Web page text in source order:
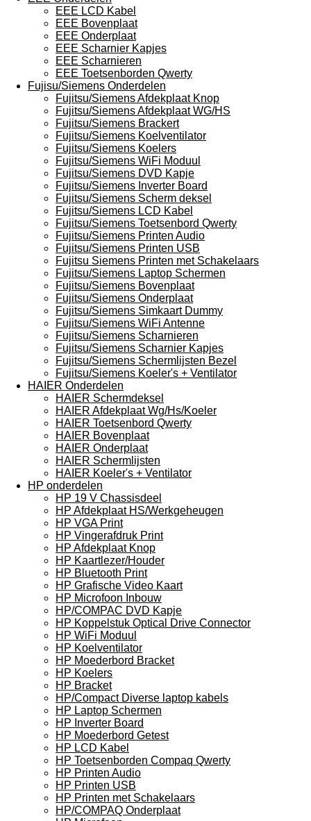
EEE LCD Kabel
EEE Bovenplaat
EEE Onderplaat
EEE Scharnier Kapjes
EEE Scharnieren
EEE Toetsenborden Qwerty
Fujisu/Siemens Onderdelen
Fujitsu/Siemens Afdekplaat Knop
Fujitsu/Siemens Afdekplaat WG/HS
Fujitsu/Siemens Brackert
Fujitsu/Siemens Koelventilator
Fujitsu/Siemens Koelers
Fujitsu/Siemens WiFi Moduul
Fujitsu/Siemens DVD Kapje
Fujitsu/Siemens Inverter Board
Fujitsu/Siemens Scherm deksel
Fujitsu/Siemens LCD Kabel
Fujitsu/Siemens Toetsenbord Qwerty
Fujitsu/Siemens Printen Audio
Fujitsu/Siemens Printen USB
Fujitsu Siemens Printen met Schakelaars
Fujitsu/Siemens Laptop Schermen
Fujitsu/Siemens Bovenplaat
Fujitsu/Siemens Onderplaat
Fujitsu/Siemens Simkaart Dummy
Fujitsu/Siemens WiFi Antenne
Fujitsu/Siemens Scharnieren
Fujitsu/Siemens Scharnier Kapjes
Fujitsu/Siemens Schermlijsten Bezel
Fujitsu/Siemens Koeler's + Ventilator
HAIER Onderdelen
HAIER Schermdeksel
HAIER Afdekplaat Wg/Hs/Koeler
HAIER Toetsenbord Qwerty
HAIER Bovenplaat
HAIER Onderplaat
HAIER Schermlijsten
HAIER Koeler's + Ventilator
HP onderdelen
HP 19 V Chassisdeel
HP Afdekplaat HS/Werkgeheugen
HP VGA Print
HP Vingerafdruk Print
HP Afdekplaat Knop
HP Kaartlezer/Houder
HP Bluetooth Print
HP Grafische Video Kaart
HP Microfoon Inbouw
HP/COMPAC DVD Kapje
HP Koppelstuk Optical Drive Connector
HP WiFi Moduul
HP Koelventilator
HP Moederbord Bracket
HP Koelers
HP Bracket
HP/Compact Diverse laptop kabels
HP Laptop Schermen
HP Inverter Board
HP Moederbord Getest
HP LCD Kabel
HP Toetsenborden Compaq Qwerty
HP Printen Audio
HP Printen USB
HP Printen met Schakelaars
HP/COMPAQ Onderplaat